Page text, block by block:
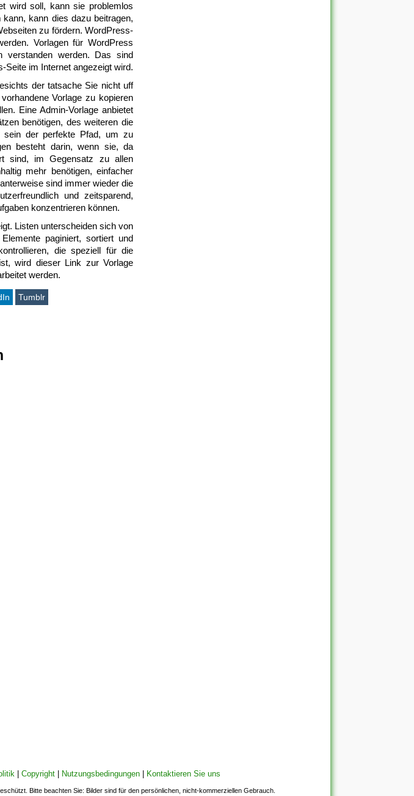
wird soll, kann sie problemlos
kann dies dazu beitragen,
zu fördern. WordPress-
Vorlagen für WordPress
verstanden werden. Das sind
Seite im Internet angezeigt wird.
der tatsache Sie nicht uff
Vorlage zu kopieren
Eine Admin-Vorlage anbietet
benötigen, des weiteren die
sein der perfekte Pfad, um zu
besteht darin, wenn sie, da
sind, im Gegensatz zu allen
mehr benötigen, einfacher
sind immer wieder die
und zeitsparend,
konzentrieren können.
Listen unterscheiden sich von
paginiert, sortiert und
die speziell für die
wird dieser Link zur Vorlage
werden.
Tumblr
| Copyright| Nutzungsbedingungen| Kontaktieren Sie uns
Bitte beachten Sie: Bilder sind für den persönlichen, nicht-kommerziellen Gebrauch.